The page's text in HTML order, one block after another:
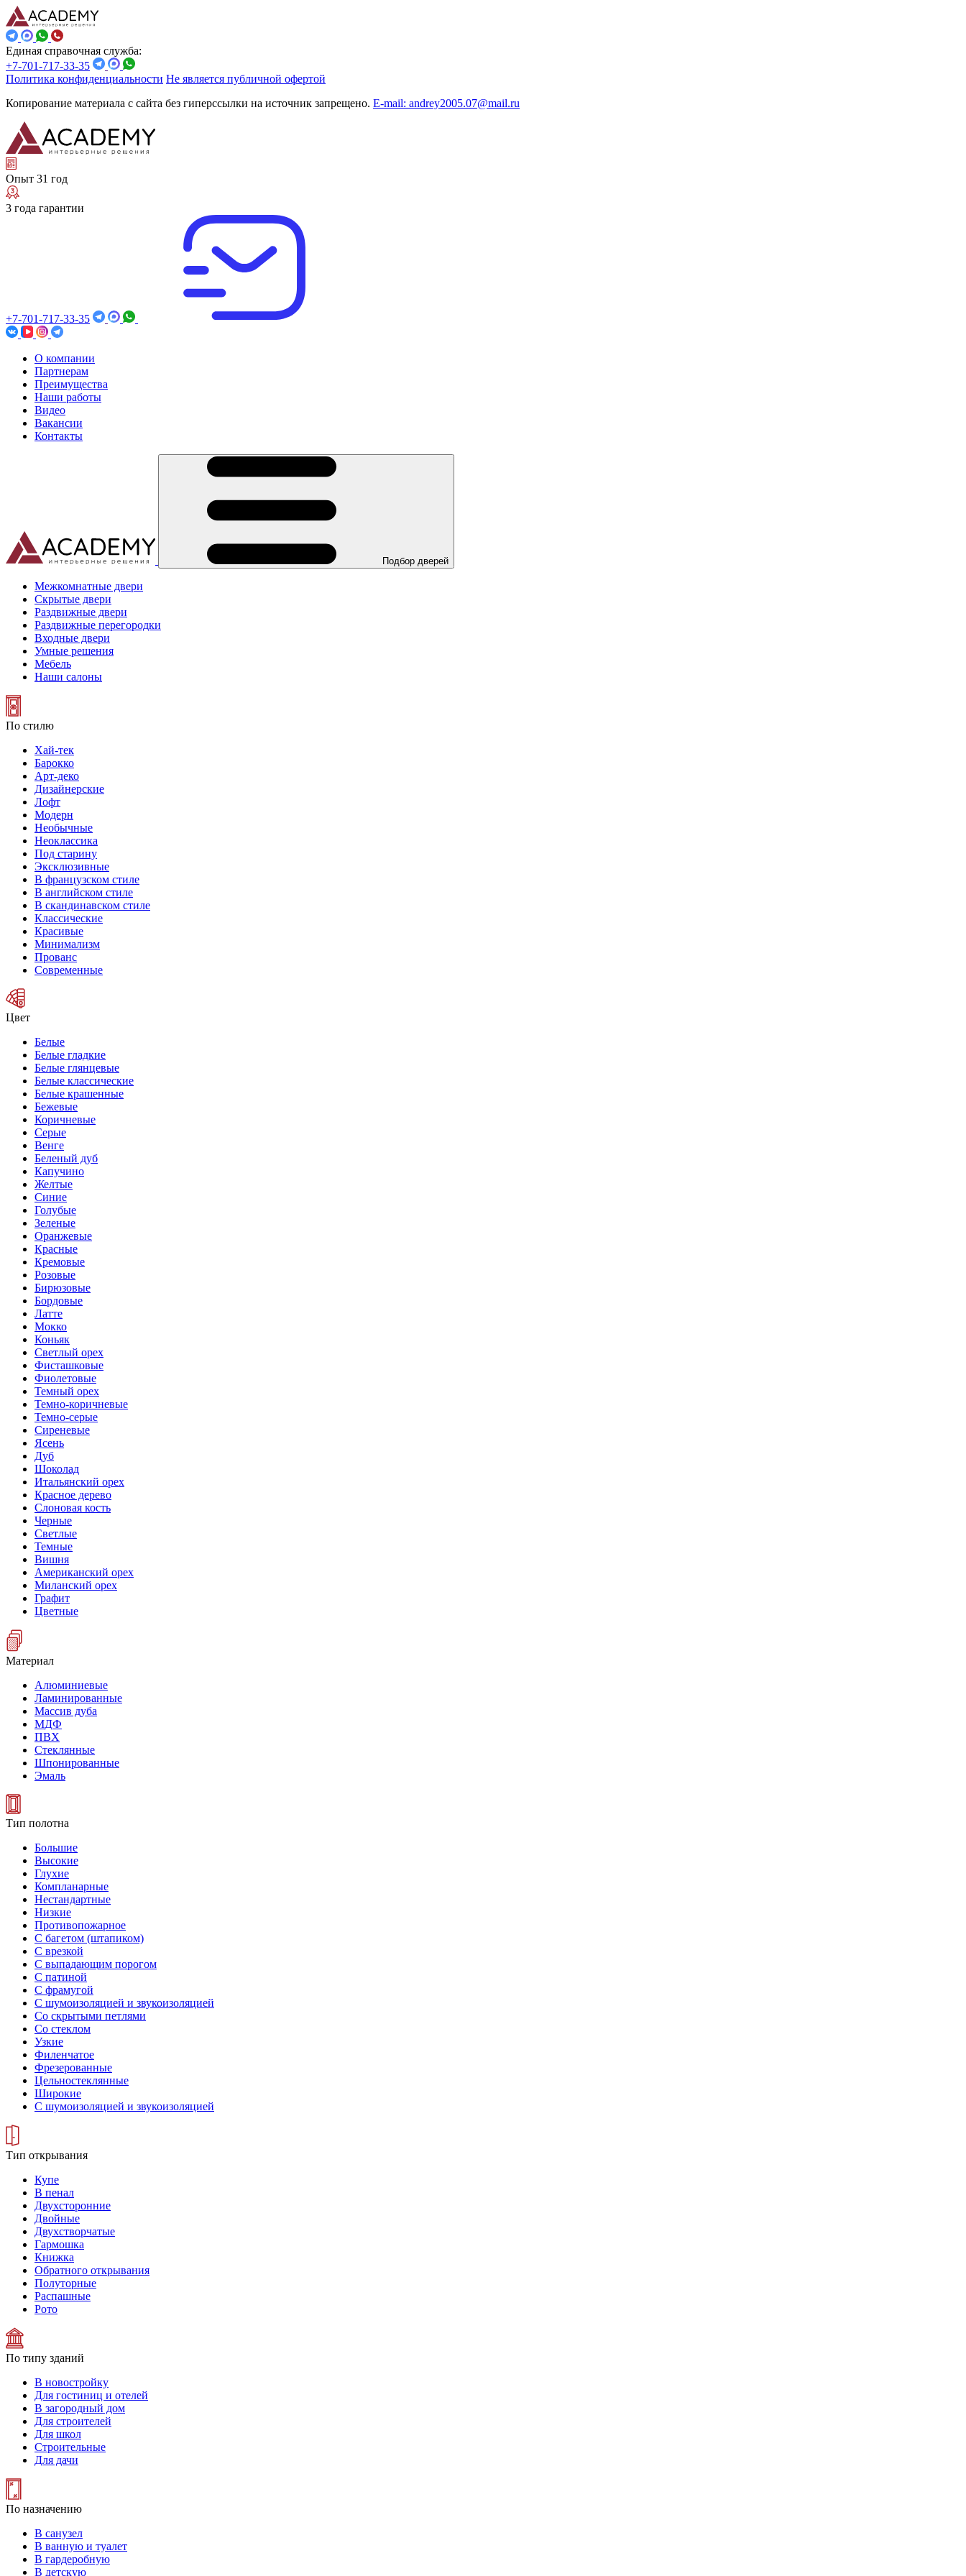
Единая справочная служба:
+7-701-717-33-35
Политика конфиденциальности Не является публичной офертой
Копирование материала с сайта без гиперссылки на источник запрещено. E-mail: andrey2005.07@mail.ru
Опыт 31 год
3 года гарантии
+7-701-717-33-35
О компании
Партнерам
Преимущества
Наши работы
Видео
Вакансии
Контакты
Подбор дверей
Межкомнатные двери
Скрытые двери
Раздвижные двери
Раздвижные перегородки
Входные двери
Умные решения
Мебель
Наши салоны
По стилю
Хай-тек
Барокко
Арт-деко
Дизайнерские
Лофт
Модерн
Необычные
Неоклассика
Под старину
Эксклюзивные
В французском стиле
В английском стиле
В скандинавском стиле
Классические
Красивые
Минимализм
Прованс
Современные
Цвет
Белые
Белые гладкие
Белые глянцевые
Белые классические
Белые крашенные
Бежевые
Коричневые
Серые
Венге
Беленый дуб
Капучино
Желтые
Синие
Голубые
Зеленые
Оранжевые
Красные
Кремовые
Розовые
Бирюзовые
Бордовые
Латте
Мокко
Коньяк
Светлый орех
Фисташковые
Фиолетовые
Темный орех
Темно-коричневые
Темно-серые
Сиреневые
Ясень
Дуб
Шоколад
Итальянский орех
Красное дерево
Слоновая кость
Черные
Светлые
Темные
Вишня
Американский орех
Миланский орех
Графит
Цветные
Материал
Алюминиевые
Ламинированные
Массив дуба
МДФ
ПВХ
Стеклянные
Шпонированные
Эмаль
Тип полотна
Большие
Высокие
Глухие
Компланарные
Нестандартные
Низкие
Противопожарное
С багетом (штапиком)
С врезкой
С выпадающим порогом
С патиной
С фрамугой
С шумоизоляцией и звукоизоляцией
Со скрытыми петлями
Со стеклом
Узкие
Филенчатое
Фрезерованные
Цельностеклянные
Широкие
С шумоизоляцией и звукоизоляцией
Тип открывания
Купе
В пенал
Двухсторонние
Двойные
Двухстворчатые
Гармошка
Книжка
Обратного открывания
Полуторные
Распашные
Рото
По типу зданий
В новостройку
Для гостиниц и отелей
В загородный дом
Для строителей
Для школ
Строительные
Для дачи
По назначению
В санузел
В ванную и туалет
В гардеробную
В детскую